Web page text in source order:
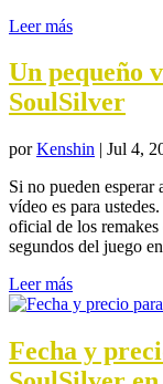
Leer más
Un pequeño
SoulSilver
porKenshin | Jul 4,
Si no pueden
vídeo es para
oficial de los
segundos del juego
Leer más
Fecha y